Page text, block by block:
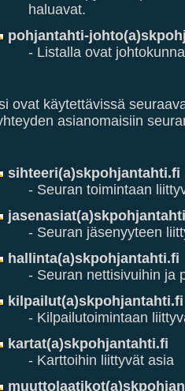
haluavat.
pohjantahti-
- Listalla ovat
ovat käytettävissä
asianomaisiin
sihteeri(a)skpohjantahti.fi
- Seuran toimintaan
- Seuran jäsenyyteen
hallinta(a)skpohjantahti.fi
- Seuran nettisivuihin ja
kilpailut(a)skpohjantahti.fi
- Kilpailutoimintaan
kartat(a)skpohjantahti.fi
- Karttoihin liittyvät asia